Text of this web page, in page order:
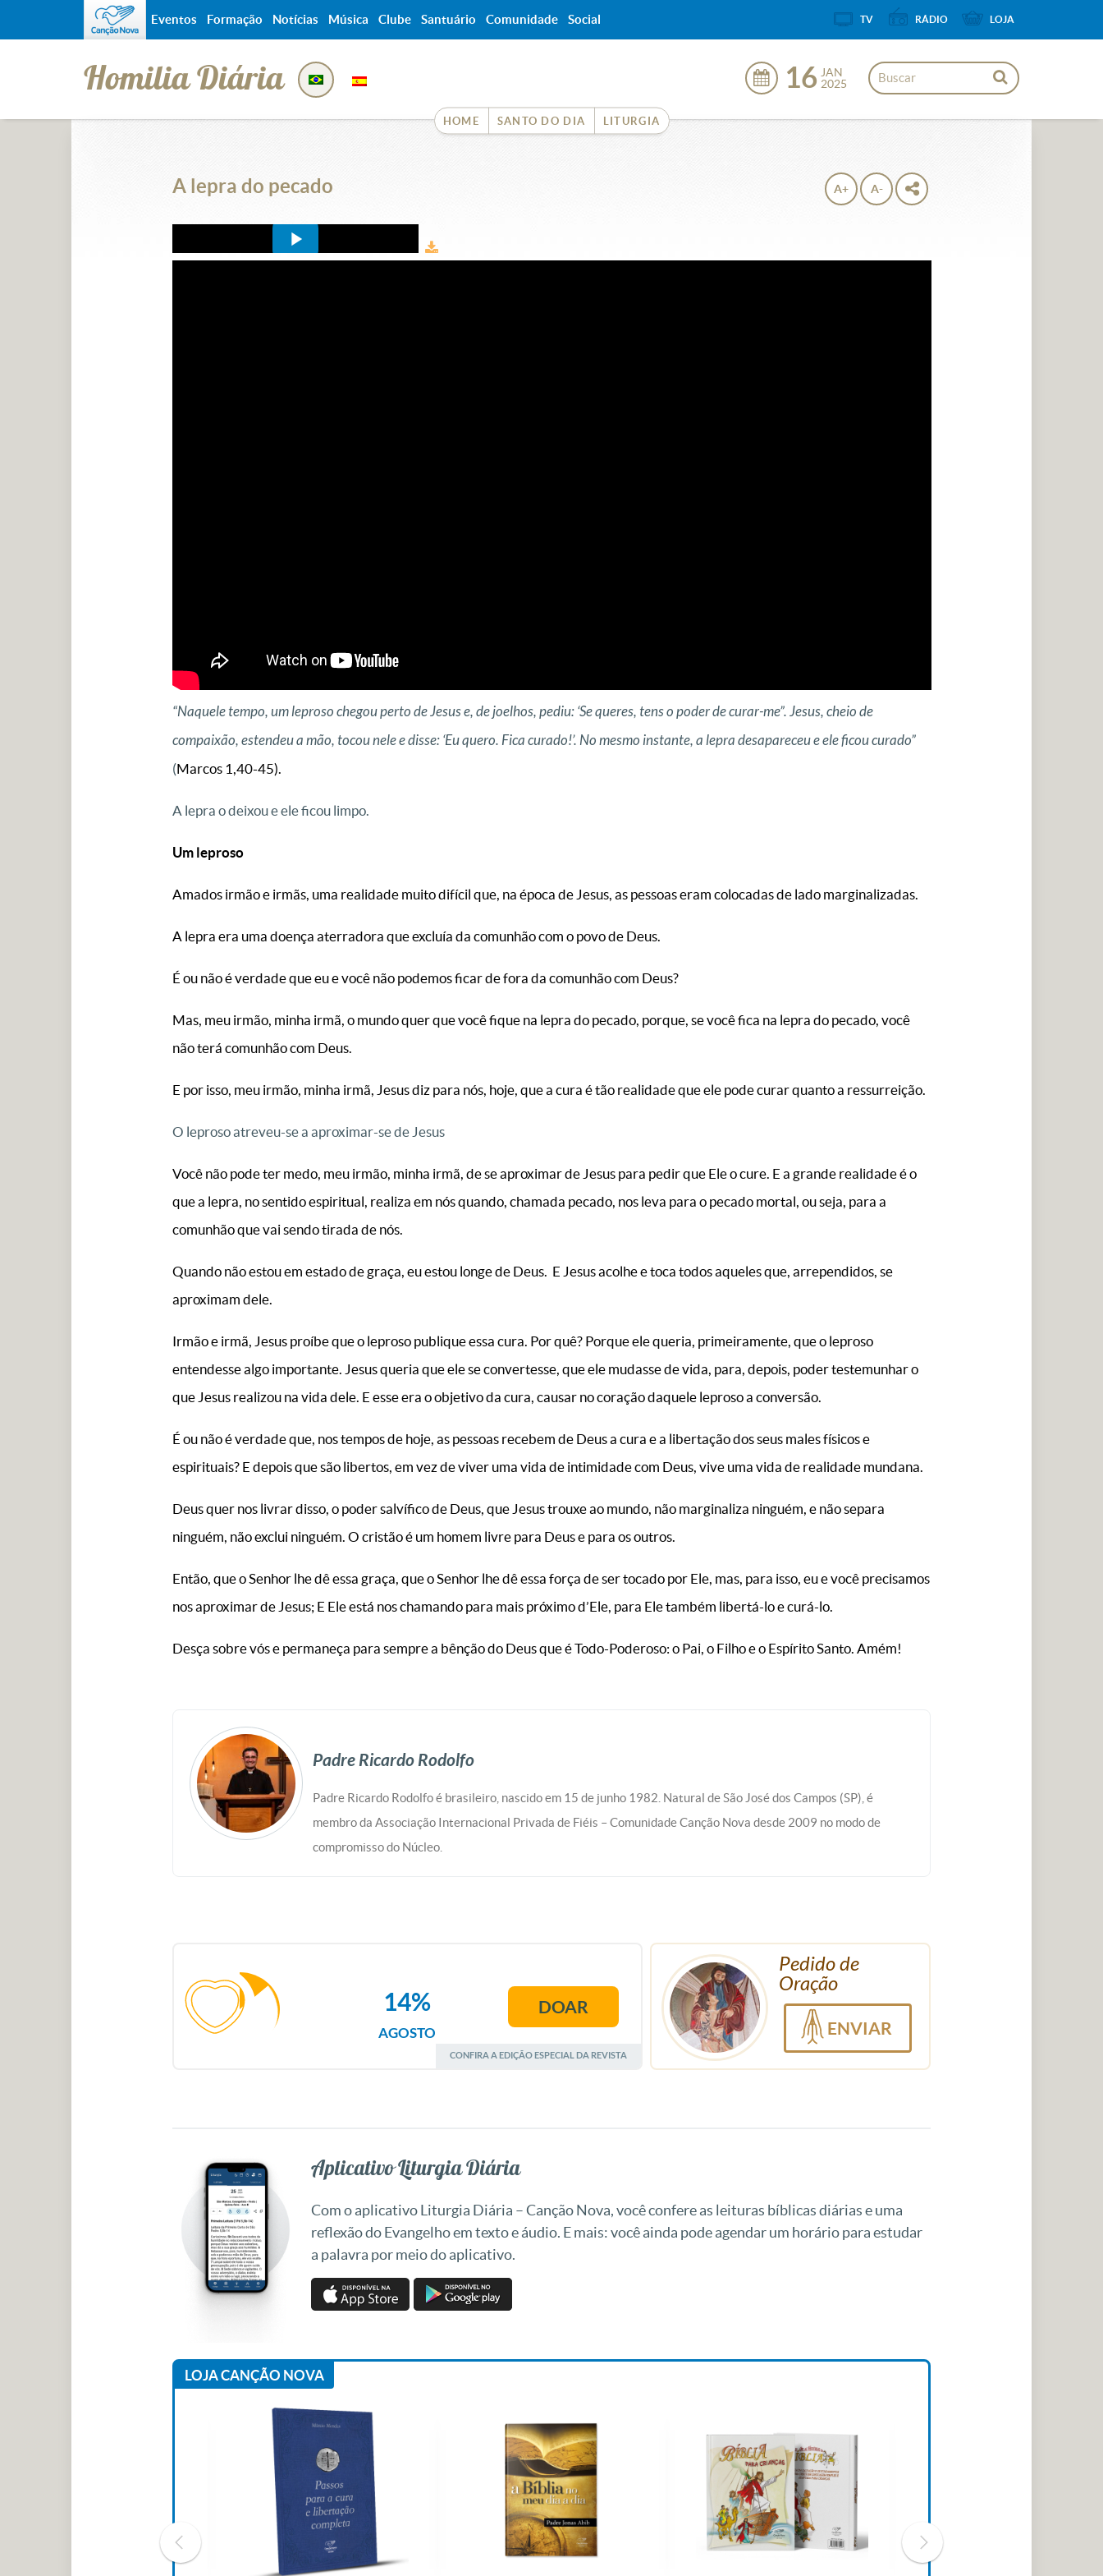
Homilia Diária
HOME SANTO DO DIA LITURGIA
16 JAN
2025
A lepra do pecado A+ A-
“Naquele tempo, um leproso chegou perto de Jesus e, de joelhos, pediu: ‘Se queres, tens o poder de curar-me”. Jesus, cheio de
compaixão, estendeu a mão, tocou nele e disse: ‘Eu quero. Fica curado!’. No mesmo instante, a lepra desapareceu e ele ficou curado”
(Marcos 1,40-45).
A lepra o deixou e ele ficou limpo.
Um leproso
Amados irmão e irmãs, uma realidade muito difícil que, na época de Jesus, as pessoas eram colocadas de lado marginalizadas.
A lepra era uma doença aterradora que excluía da comunhão com o povo de Deus.
É ou não é verdade que eu e você não podemos ficar de fora da comunhão com Deus?
Mas, meu irmão, minha irmã, o mundo quer que você fique na lepra do pecado, porque, se você fica na lepra do pecado, você
não terá comunhão com Deus.
E por isso, meu irmão, minha irmã, Jesus diz para nós, hoje, que a cura é tão realidade que ele pode curar quanto a ressurreição.
O leproso atreveu-se a aproximar-se de Jesus
Você não pode ter medo, meu irmão, minha irmã, de se aproximar de Jesus para pedir que Ele o cure. E a grande realidade é o
que a lepra, no sentido espiritual, realiza em nós quando, chamada pecado, nos leva para o pecado mortal, ou seja, para a
comunhão que vai sendo tirada de nós.
Quando não estou em estado de graça, eu estou longe de Deus. E Jesus acolhe e toca todos aqueles que, arrependidos, se
aproximam dele.
Irmão e irmã, Jesus proíbe que o leproso publique essa cura. Por quê? Porque ele queria, primeiramente, que o leproso
entendesse algo importante. Jesus queria que ele se convertesse, que ele mudasse de vida, para, depois, poder testemunhar o
que Jesus realizou na vida dele. E esse era o objetivo da cura, causar no coração daquele leproso a conversão.
É ou não é verdade que, nos tempos de hoje, as pessoas recebem de Deus a cura e a libertação dos seus males físicos e
espirituais? E depois que são libertos, em vez de viver uma vida de intimidade com Deus, vive uma vida de realidade mundana.
Deus quer nos livrar disso, o poder salvífico de Deus, que Jesus trouxe ao mundo, não marginaliza ninguém, e não separa
ninguém, não exclui ninguém. O cristão é um homem livre para Deus e para os outros.
Então, que o Senhor lhe dê essa graça, que o Senhor lhe dê essa força de ser tocado por Ele, mas, para isso, eu e você precisamos
nos aproximar de Jesus; E Ele está nos chamando para mais próximo d’Ele, para Ele também libertá-lo e curá-lo.
Desça sobre vós e permaneça para sempre a bênção do Deus que é Todo-Poderoso: o Pai, o Filho e o Espírito Santo. Amém!
Padre Ricardo Rodolfo
Padre Ricardo Rodolfo é brasileiro, nascido em 15 de junho 1982. Natural de São José dos Campos (SP), é
membro da Associação Internacional Privada de Fiéis – Comunidade Canção Nova desde 2009 no modo de
compromisso do Núcleo.
AGOSTO
14% DOAR
CONFIRA A EDIÇÃO ESPECIAL DA REVISTA
Pedido de
Oração
ENVIAR
Aplicativo Liturgia Diária
Com o aplicativo Liturgia Diária – Canção Nova, você confere as leituras bíblicas diárias e uma
reflexão do Evangelho em texto e áudio. E mais: você ainda pode agendar um horário para estudar
a palavra por meio do aplicativo.
LOJA CANÇÃO NOVA
Eventos Formação Notícias Música Clube Santuário Comunidade Social TV RÁDIO LOJA